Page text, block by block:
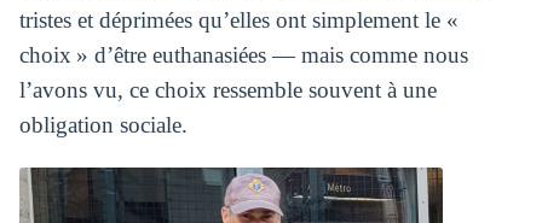
tristes et déprimées qu’elles ont simplement le «
choix » d’être euthanasiées — mais comme nous
l’avons vu, ce choix ressemble souvent à une
obligation sociale.